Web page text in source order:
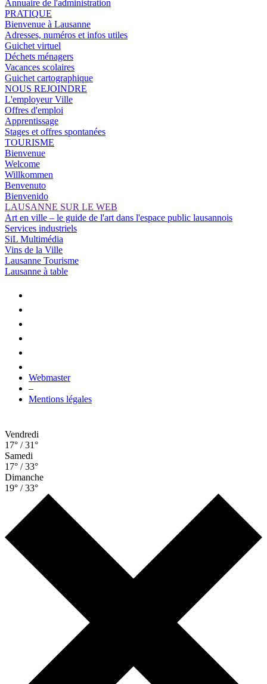
Annuaire de l'administration
PRATIQUE
Bienvenue à Lausanne
Adresses, numéros et infos utiles
Guichet virtuel
Déchets ménagers
Vacances scolaires
Guichet cartographique
NOUS REJOINDRE
L'employeur Ville
Offres d'emploi
Apprentissage
Stages et offres spontanées
TOURISME
Bienvenue
Welcome
Willkommen
Benvenuto
Bienvenido
LAUSANNE SUR LE WEB
Art en ville – le guide de l'art dans l'espace public lausannois
Services industriels
SiL Multimédia
Vins de la Ville
Lausanne Tourisme
Lausanne à table
Webmaster
–
Mentions légales
Vendredi
17° / 31°
Samedi
17° / 33°
Dimanche
19° / 33°